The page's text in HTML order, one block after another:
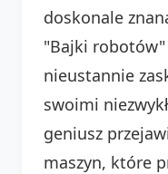
doskonale
"Bajki robotów"
nieustannie
swoimi
geniusz
maszyn, które